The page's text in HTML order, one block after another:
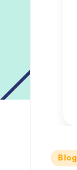
Posted
Blog